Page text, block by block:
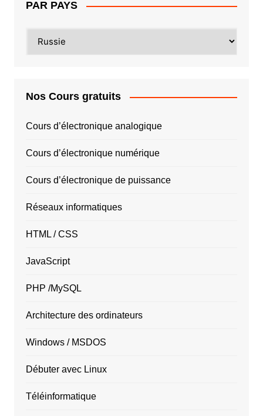
PAR PAYS
Nos Cours gratuits
Cours d’électronique analogique
Cours d’électronique numérique
Cours d’électronique de puissance
Réseaux informatiques
HTML / CSS
JavaScript
PHP /MySQL
Architecture des ordinateurs
Windows / MSDOS
Débuter avec Linux
Téléinformatique